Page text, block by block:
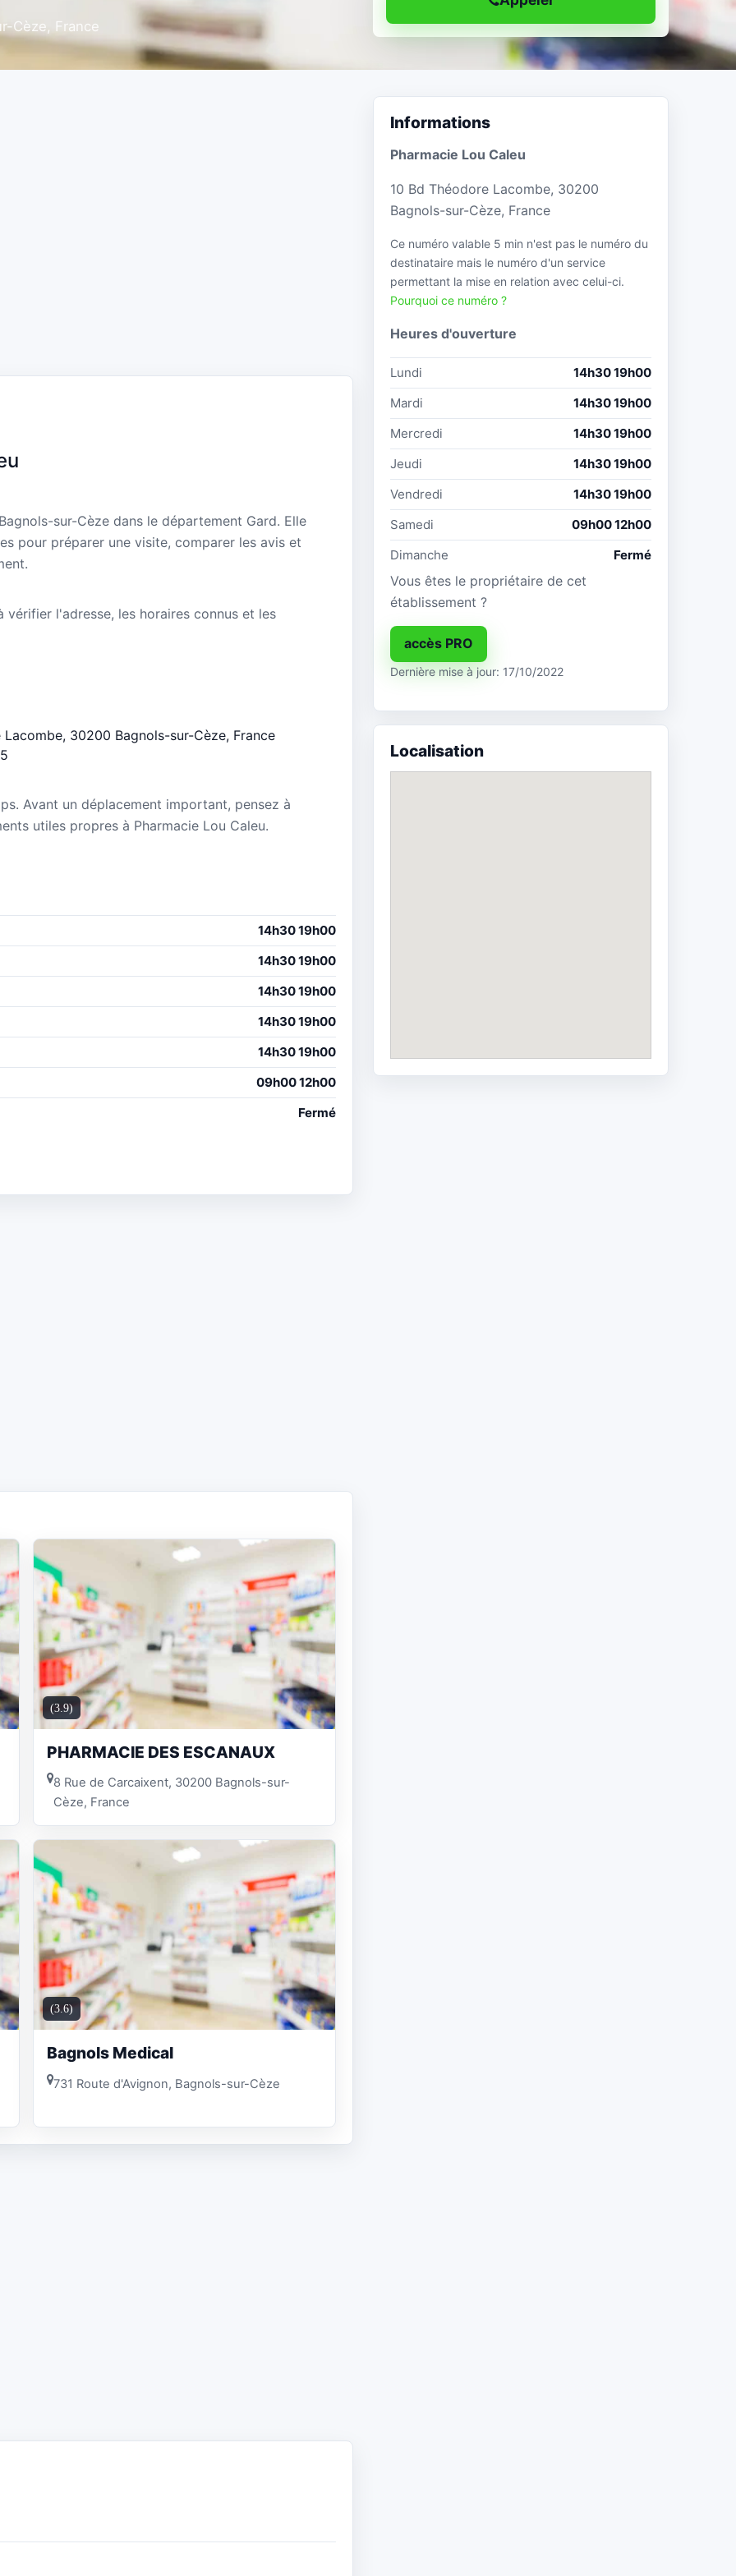
Cèze, France
sur-Cèze dans le département Gard. Elle
pour préparer une visite, comparer les avis et
l'adresse, les horaires connus et les
30200 Bagnols-sur-Cèze, France
Avant un déplacement important, pensez à
utiles propres à Pharmacie Lou Caleu.
14h30 19h00
14h30 19h00
14h30 19h00
14h30 19h00
14h30 19h00
09h00 12h00
Fermé
(3.9)
PHARMACIE DES ESCANAUX
8 Rue de Carcaixent, 30200 Bagnols-sur-
Cèze, France
(3.6)
Bagnols Medical
731 Route d'Avignon, Bagnols-sur-Cèze
Informations
Pharmacie Lou Caleu
10 Bd Théodore Lacombe, 30200
Bagnols-sur-Cèze, France
Ce numéro valable 5 min n'est pas le numéro du
destinataire mais le numéro d'un service
permettant la mise en relation avec celui-ci.
Pourquoi ce numéro ?
Heures d'ouverture
Lundi
14h30 19h00
Mardi
14h30 19h00
Mercredi
14h30 19h00
Jeudi
14h30 19h00
Vendredi
14h30 19h00
Samedi
09h00 12h00
Dimanche
Fermé
Vous êtes le propriétaire de cet
établissement ?
accès PRO
Dernière mise à jour: 17/10/2022
Localisation